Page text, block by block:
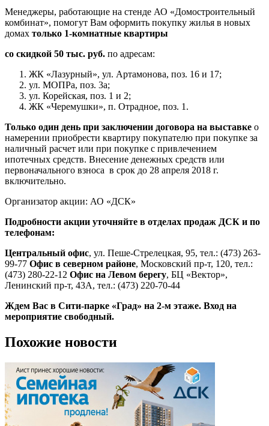
Менеджеры, работающие на стенде АО «Домостроительный
комбинат», помогут Вам оформить покупку жилья в новых
домах только 1-комнатные квартиры
со скидкой 50 тыс. руб. по адресам:
ЖК «Лазурный», ул. Артамонова, поз. 16 и 17;
ул. МОПРа, поз. 3а;
ул. Корейская, поз. 1 и 2;
ЖК «Черемушки», п. Отрадное, поз. 1.
Только один день при заключении договора на выставке о
намерении приобрести квартиру покупателю при покупке за
наличный расчет или при покупке с привлечением
ипотечных средств. Внесение денежных средств или
первоначального взноса в срок до 28 апреля 2018 г.
включительно.
Организатор акции: АО «ДСК»
Подробности акции уточняйте в отделах продаж ДСК и по
телефонам:
Центральный офис, ул. Пеше-Стрелецкая, 95, тел.: (473) 263-
99-77 Офис в северном районе, Московский пр-т, 120, тел.:
(473) 280-22-12 Офис на Левом берегу, БЦ «Вектор»,
Ленинский пр-т, 43А, тел.: (473) 220-70-44
Ждем Вас в Сити-парке «Град» на 2-м этаже. Вход на
мероприятие свободный.
Похожие новости